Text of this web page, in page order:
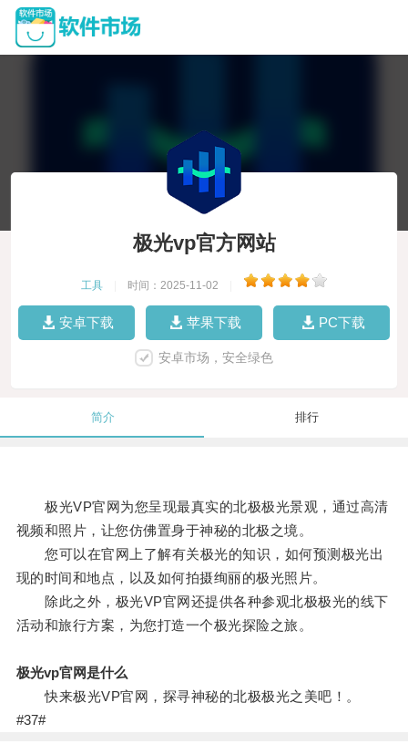
极光vp官方网站
工具 时间：2025-11-02
安卓下载 苹果下载 PC下载
安卓市场，安全绿色
简介 排行
极光VP官网为您呈现最真实的北极极光景观，通过高清
视频和照片，让您仿佛置身于神秘的北极之境。
您可以在官网上了解有关极光的知识，如何预测极光出
现的时间和地点，以及如何拍摄绚丽的极光照片。
除此之外，极光VP官网还提供各种参观北极极光的线下
活动和旅行方案，为您打造一个极光探险之旅。
极光vp官网是什么
快来极光VP官网，探寻神秘的北极极光之美吧！。
#37#